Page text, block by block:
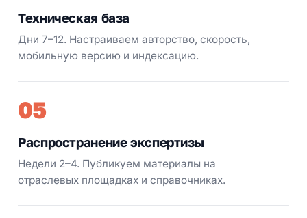
Техническая база
Дни 7–12. Настраиваем авторство, скорость,
мобильную версию и индексацию.
05
Распространение экспертизы
Недели 2–4. Публикуем материалы на
отраслевых площадках и справочниках.